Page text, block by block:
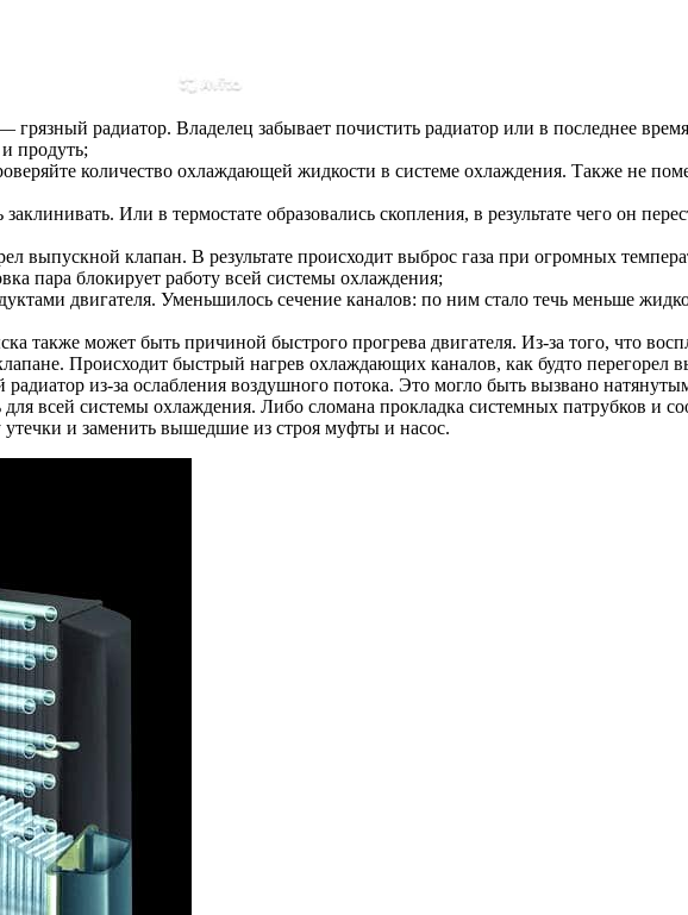
грязный радиатор. Владелец забывает почистить радиатор или в последнее
продуть;
количество охлаждающей жидкости в системе охлаждения. Также не
Или в термостате образовались скопления, в результате чего он
выпускной клапан. В результате происходит выброс газа при огромных
пара блокирует работу всей системы охлаждения;
двигателя. Уменьшилось сечение каналов: по ним стало течь меньше
также может быть причиной быстрого прогрева двигателя. Из-за того, что
Происходит быстрый нагрев охлаждающих каналов, как будто перегорел
из-за ослабления воздушного потока. Это могло быть вызвано
всей системы охлаждения. Либо сломана прокладка системных патрубков и
и заменить вышедшие из строя муфты и насос.